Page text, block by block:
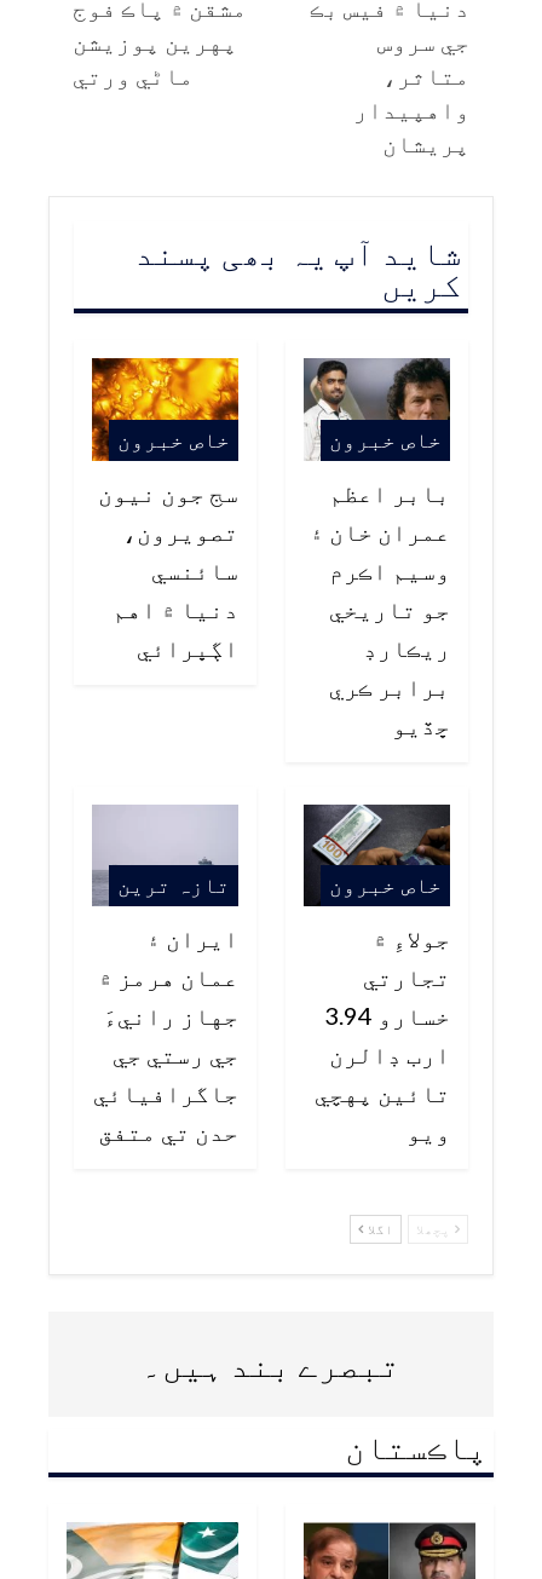
دنيا ۾ فيس بڪ
جي سروس
متاثر،
واهپيدار
پريشان
مشقن ۾ پاڪ فوج
پهرين پوزيشن
ماڻي ورتي
شاید آپ یہ بھی پسند
کریں
خاص خبرون
بابر اعظم
عمران خان ۽
وسيم اڪرم
جو تاريخي
ريڪارڊ
برابر ڪري
ڇڏيو
خاص خبرون
سج جون نيون
تصويرون،
سائنسي
دنيا ۾ اهم
اڳڀرائي
خاص خبرون
جولاءِ ۾
تجارتي
خسارو 3.94
ارب ڊالرن
تائين پهچي
ويو
تازہ ترین
ايران ۽
عمان هرمز ۾
جهاز رانيءَ
جي رستي جي
جاگرافيائي
حدن تي متفق
پچھلا اگلا
تبصرے بند ہیں۔
پاڪستان